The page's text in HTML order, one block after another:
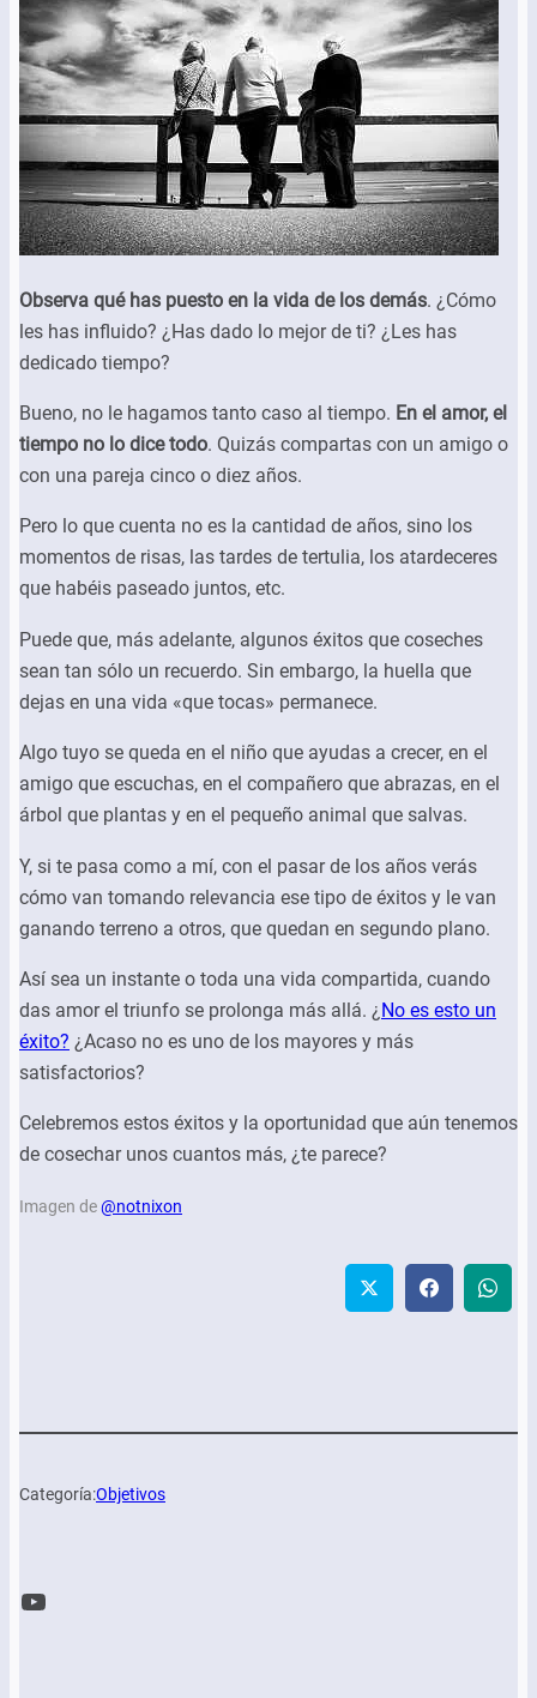
Observa qué has puesto en la vida de los demás. ¿Cómo
les has influido? ¿Has dado lo mejor de ti? ¿Les has
dedicado tiempo?
Bueno, no le hagamos tanto caso al tiempo. En el amor, el
tiempo no lo dice todo. Quizás compartas con un amigo o
con una pareja cinco o diez años.
Pero lo que cuenta no es la cantidad de años, sino los
momentos de risas, las tardes de tertulia, los atardeceres
que habéis paseado juntos, etc.
Puede que, más adelante, algunos éxitos que coseches
sean tan sólo un recuerdo. Sin embargo, la huella que
dejas en una vida «que tocas» permanece.
Algo tuyo se queda en el niño que ayudas a crecer, en el
amigo que escuchas, en el compañero que abrazas, en el
árbol que plantas y en el pequeño animal que salvas.
Y, si te pasa como a mí, con el pasar de los años verás
cómo van tomando relevancia ese tipo de éxitos y le van
ganando terreno a otros, que quedan en segundo plano.
Así sea un instante o toda una vida compartida, cuando
das amor el triunfo se prolonga más allá. ¿ No es esto un
éxito? ¿Acaso no es uno de los mayores y más
satisfactorios?
Celebremos estos éxitos y la oportunidad que aún tenemos
de cosechar unos cuantos más, ¿te parece?
Imagen de@notnixon
Categoría:Objetivos
YouTube